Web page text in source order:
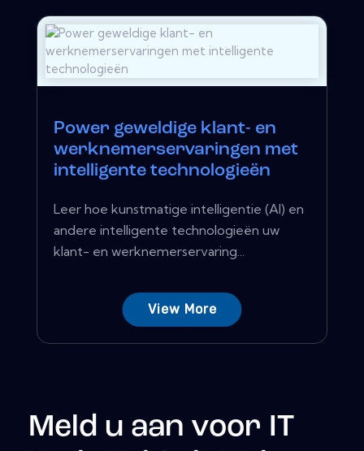
Power geweldige klant- en
werknemerservaringen met
intelligente technologieën
Leer hoe kunstmatige intelligentie (AI) en
andere intelligente technologieën uw
klant- en werknemerservaring...
View More
Meld u aan voor IT